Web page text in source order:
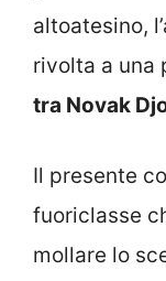
altoatesino,
rivolta a una
tra Novak
Il presente
fuoriclasse
mollare lo